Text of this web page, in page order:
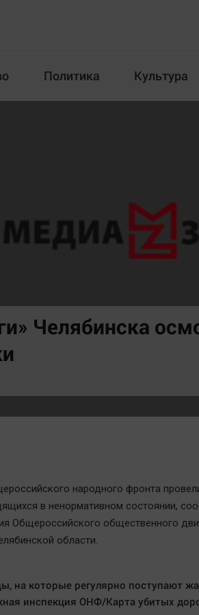
Политика Культура
Вкусное
ЖКХ
Интервью
Челябинска
народного фронта
в ненормативном состоянии,
Общероссийского общественного
области.
на которые регулярно поступают
инспекция ОНФ/Карта убитых